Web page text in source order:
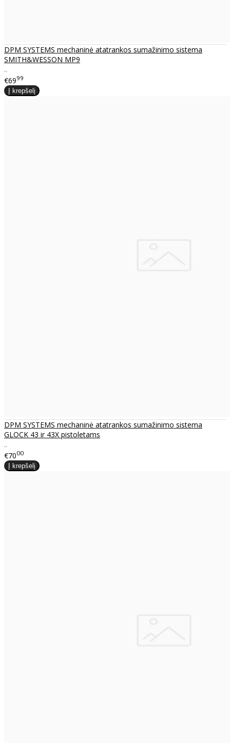
DPM SYSTEMS mechaninė atatrankos sumažinimo sistema
SMITH&WESSON MP9
..
€6999
DPM SYSTEMS mechaninė atatrankos sumažinimo sistema
GLOCK 43 ir 43X pistoletams
..
€7000